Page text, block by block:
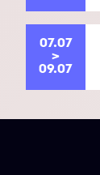
07.07
>
09.07